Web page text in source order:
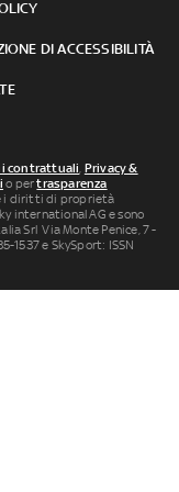
DI ACCESSIBILITÀ
contrattuali, Privacy &
o pertrasparenza
i diritti di proprietà
international AG e sono
Srl Via Monte Penice, 7 -
1537 e SkySport: ISSN